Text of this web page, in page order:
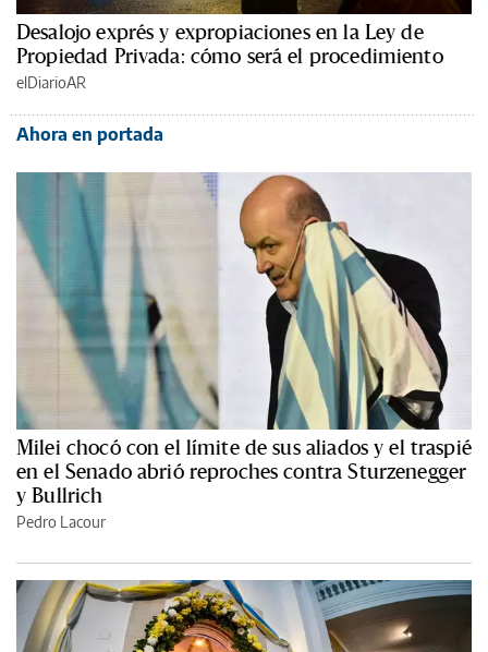
Desalojo exprés y expropiaciones en la Ley de
Propiedad Privada: cómo será el procedimiento
elDiarioAR
Ahora en portada
Milei chocó con el límite de sus aliados y el traspié
en el Senado abrió reproches contra Sturzenegger
y Bullrich
Pedro Lacour